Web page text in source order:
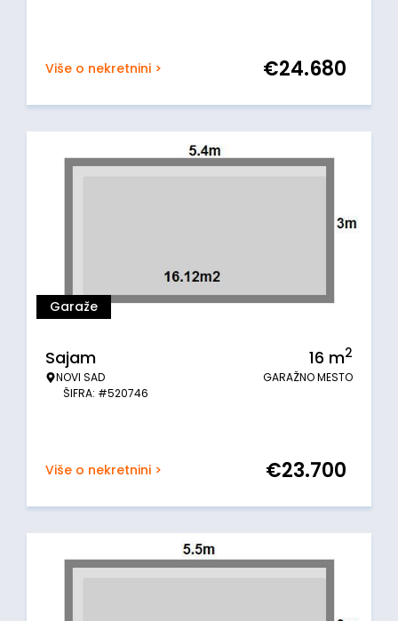
Više o nekretnini > €24.680
Garaže
Sajam
NOVI SAD
ŠIFRA: #520746
16 m2
GARAŽNO MESTO
Više o nekretnini > €23.700